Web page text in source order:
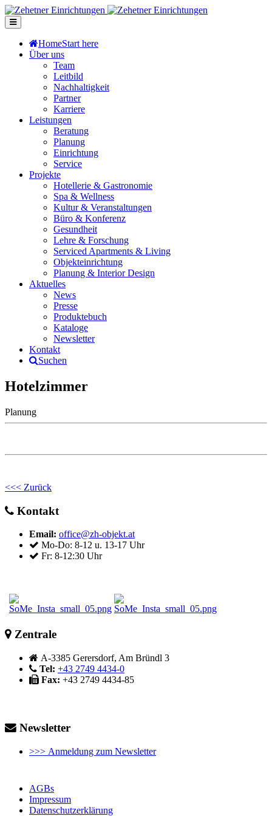
HomeStart here
Über uns
Team
Leitbild
Nachhaltigkeit
Partner
Karriere
Leistungen
Beratung
Planung
Einrichtung
Service
Projekte
Hotellerie & Gastronomie
Spa & Wellness
Kultur & Veranstaltungen
Büro & Konferenz
Gesundheit
Lehre & Forschung
Serviced Apartments & Living
Objekteinrichtung
Planung & Interior Design
Aktuelles
News
Presse
Produktebuch
Kataloge
Newsletter
Kontakt
Suchen
Hotelzimmer
Planung
<<< Zurück
Kontakt
Email: office@zh-objekt.at
Mo-Do: 8-12 u. 13-17 Uhr
Fr: 8-12:30 Uhr
Zentrale
A-3385 Gerersdorf, Am Bründl 3
Tel: +43 2749 4434-0
Fax: +43 2749 4434-85
Newsletter
>>> Anmeldung zum Newsletter
AGBs
Impressum
Datenschutzerklärung